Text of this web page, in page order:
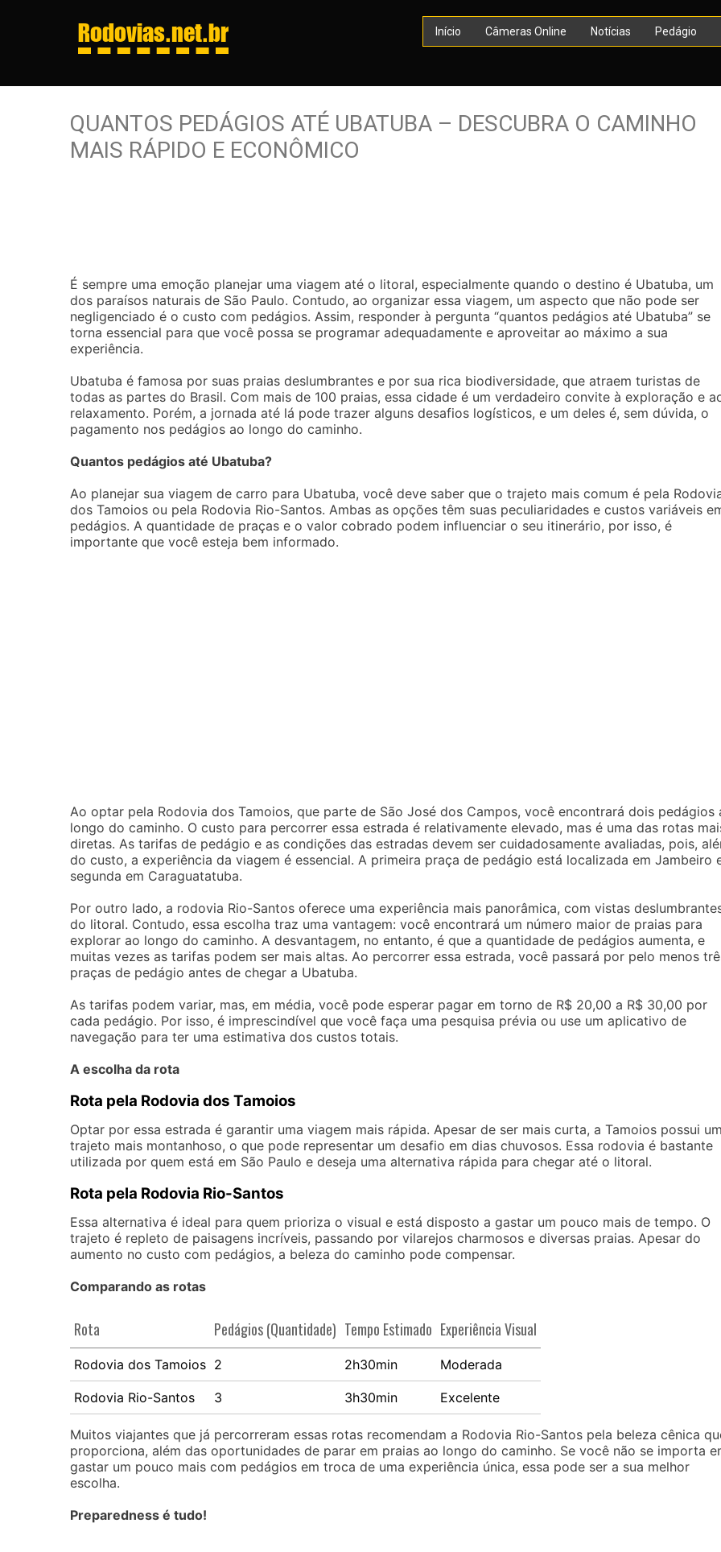
Rodovias.net.br Início Câmeras Online Notícias Pedágio
QUANTOS PEDÁGIOS ATÉ UBATUBA – DESCUBRA O CAMINHO
MAIS RÁPIDO E ECONÔMICO
É sempre uma emoção planejar uma viagem até o litoral, especialmente quando o destino é Ubatuba, um
dos paraísos naturais de São Paulo. Contudo, ao organizar essa viagem, um aspecto que não pode ser
negligenciado é o custo com pedágios. Assim, responder à pergunta “quantos pedágios até Ubatuba” se
torna essencial para que você possa se programar adequadamente e aproveitar ao máximo a sua
experiência.
Ubatuba é famosa por suas praias deslumbrantes e por sua rica biodiversidade, que atraem turistas de
todas as partes do Brasil. Com mais de 100 praias, essa cidade é um verdadeiro convite à exploração e
relaxamento. Porém, a jornada até lá pode trazer alguns desafios logísticos, e um deles é, sem dúvida, o
pagamento nos pedágios ao longo do caminho.
Quantos pedágios até Ubatuba?
Ao planejar sua viagem de carro para Ubatuba, você deve saber que o trajeto mais comum é pela
dos Tamoios ou pela Rodovia Rio-Santos. Ambas as opções têm suas peculiaridades e custos variáveis
pedágios. A quantidade de praças e o valor cobrado podem influenciar o seu itinerário, por isso, é
importante que você esteja bem informado.
Ao optar pela Rodovia dos Tamoios, que parte de São José dos Campos, você encontrará dois pedágios
longo do caminho. O custo para percorrer essa estrada é relativamente elevado, mas é uma das rotas
diretas. As tarifas de pedágio e as condições das estradas devem ser cuidadosamente avaliadas, pois,
do custo, a experiência da viagem é essencial. A primeira praça de pedágio está localizada em Jambeiro
segunda em Caraguatatuba.
Por outro lado, a rodovia Rio-Santos oferece uma experiência mais panorâmica, com vistas
do litoral. Contudo, essa escolha traz uma vantagem: você encontrará um número maior de praias para
explorar ao longo do caminho. A desvantagem, no entanto, é que a quantidade de pedágios aumenta, e
muitas vezes as tarifas podem ser mais altas. Ao percorrer essa estrada, você passará por pelo menos
praças de pedágio antes de chegar a Ubatuba.
As tarifas podem variar, mas, em média, você pode esperar pagar em torno de R$ 20,00 a R$ 30,00 por
cada pedágio. Por isso, é imprescindível que você faça uma pesquisa prévia ou use um aplicativo de
navegação para ter uma estimativa dos custos totais.
A escolha da rota
Rota pela Rodovia dos Tamoios
Optar por essa estrada é garantir uma viagem mais rápida. Apesar de ser mais curta, a Tamoios possui
trajeto mais montanhoso, o que pode representar um desafio em dias chuvosos. Essa rodovia é bastante
utilizada por quem está em São Paulo e deseja uma alternativa rápida para chegar até o litoral.
Rota pela Rodovia Rio-Santos
Essa alternativa é ideal para quem prioriza o visual e está disposto a gastar um pouco mais de tempo. O
trajeto é repleto de paisagens incríveis, passando por vilarejos charmosos e diversas praias. Apesar do
aumento no custo com pedágios, a beleza do caminho pode compensar.
Comparando as rotas
Rota Pedágios (Quantidade) Tempo Estimado Experiência Visual
Rodovia dos Tamoios 2 2h30min Moderada
Rodovia Rio-Santos 3 3h30min Excelente
Muitos viajantes que já percorreram essas rotas recomendam a Rodovia Rio-Santos pela beleza cênica
proporciona, além das oportunidades de parar em praias ao longo do caminho. Se você não se importa
gastar um pouco mais com pedágios em troca de uma experiência única, essa pode ser a sua melhor
escolha.
Preparedness é tudo!